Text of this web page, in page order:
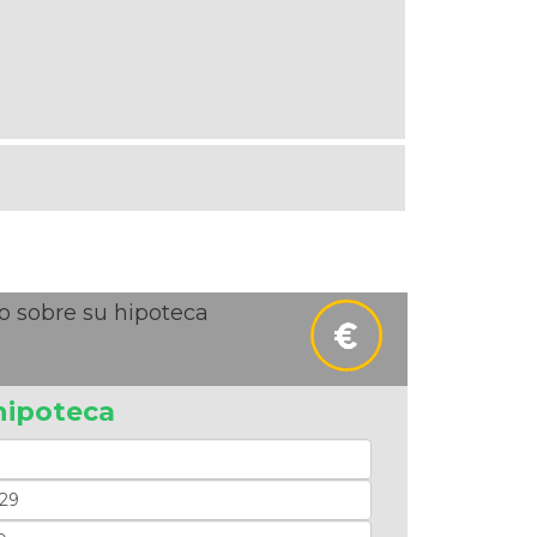
sobre su hipoteca